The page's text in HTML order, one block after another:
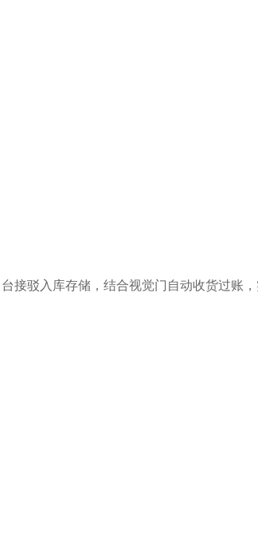
接驳入库存储，结合视觉门自动收货过账